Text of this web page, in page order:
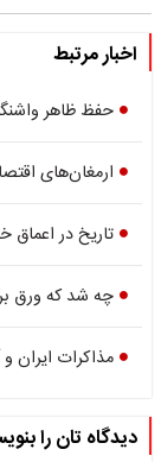
اخبار مرتبط
حفظ ظاهر
ارمغان‌های
تاریخ در
چه شد که ورق
مذاکرات ایران
دیدگاه تان را